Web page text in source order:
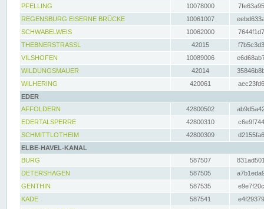
PFELLING
10078000
REGENSBURG EISERNE BRÜCKE
10061007
SCHWABELWEIS
10062000
THEBNERSTRASSL
42015
VILSHOFEN
10089006
WILDUNGSMAUER
42014
WILHERING
420061
EDER
AFFOLDERN
42800502
EDERTALSPERRE
42800310
SCHMITTLOTHEIM
42800309
ELBE-HAVEL-KANAL
BURG
587507
DETERSHAGEN
587505
GENTHIN
587535
KADE
587541